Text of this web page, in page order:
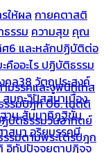
ให้ผล กายคตาสติ
รรม ความสุข คุณ
6 และหลักปฏิบัติต่อ
คืออะไร ปฏิบัติธรรม
คล38 วัตถุประสงค์
สมถะวิปัสสนาเบื้อง
านสัมมาทิฏฐิขั้น
สนาอริยมรรคมี
อิทัปปัจจยตาปฏิจจ
มรรคและจูฬนิทเทส
รรมปิฎก06. เนตติ
บัติธรรมวันอาทิตย์
รมตามพระไตรปิฎก